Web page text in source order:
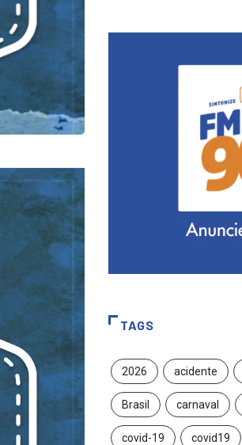
TAGS
2026 acidente
Brasil carnaval
covid-19 covid19